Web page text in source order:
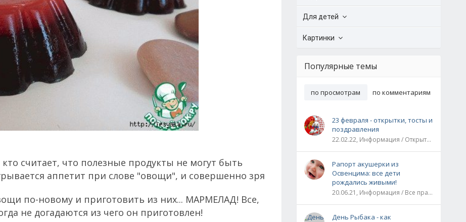
считает, что полезные продукты не могут быть
аппетит при слове "овощи", и совершенно зря
по-новому и приготовить из них... МАРМЕЛАД! Все,
не догадаются из чего он приготовлен!
Для детей
Картинки
Популярные темы
по просмотрам по комментариям
23 февраля - открытки, тосты и
поздравления
22.02.22, Информация / Открытки / Все праздники
Рапорт акушерки из
Освенцима: все дети
рождались живыми!
20.06.21, Информация / Все праздники / Рассказы и истории
День Рыбака - как